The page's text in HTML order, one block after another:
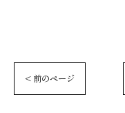
< 前のページ